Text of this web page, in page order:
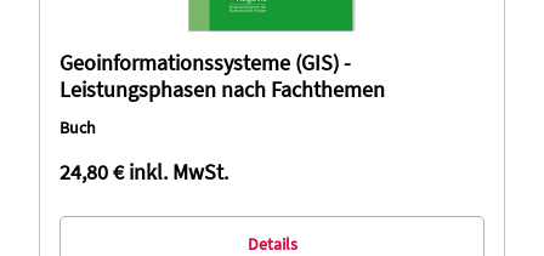
Geoinformationssysteme (GIS) -
Leistungsphasen nach Fachthemen
Buch
24,80 €inkl. MwSt.
Details